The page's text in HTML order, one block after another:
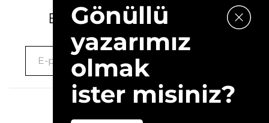
E-bültenimize kaydolun.
Gönüllü
yazarımız
olmak
ister misiniz?